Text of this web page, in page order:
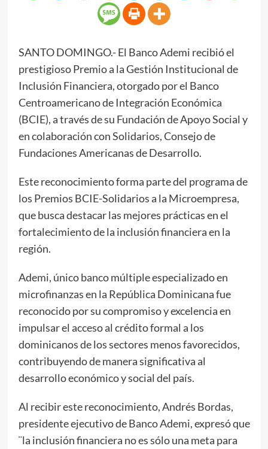
SANTO DOMINGO.- El Banco Ademi recibió el
prestigioso Premio a la Gestión Institucional de
Inclusión Financiera, otorgado por el Banco
Centroamericano de Integración Económica
(BCIE), a través de su Fundación de Apoyo Social y
en colaboración con Solidarios, Consejo de
Fundaciones Americanas de Desarrollo.
Este reconocimiento forma parte del programa de
los Premios BCIE-Solidarios a la Microempresa,
que busca destacar las mejores prácticas en el
fortalecimiento de la inclusión financiera en la
región.
Ademi, único banco múltiple especializado en
microfinanzas en la República Dominicana fue
reconocido por su compromiso y excelencia en
impulsar el acceso al crédito formal a los
dominicanos de los sectores menos favorecidos,
contribuyendo de manera significativa al
desarrollo económico y social del país.
Al recibir este reconocimiento, Andrés Bordas,
presidente ejecutivo de Banco Ademi, expresó que
¨la inclusión financiera no es sólo una meta para